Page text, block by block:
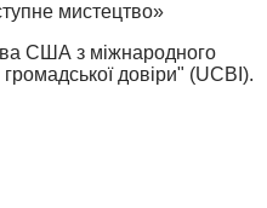
мистецтво»
США з міжнародного
довіри" (UCBI).